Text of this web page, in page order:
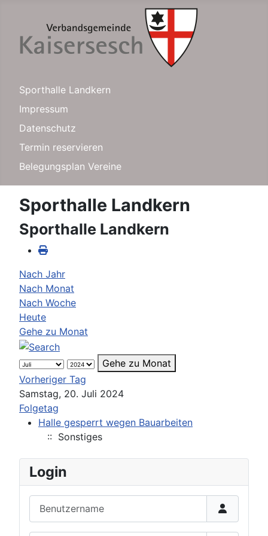
Sporthalle Landkern
Impressum
Datenschutz
Termin reservieren
Belegungsplan Vereine
Sporthalle Landkern
Sporthalle Landkern
Nach Jahr
Nach Monat
Nach Woche
Heute
Gehe zu Monat
Gehe zu Monat
Vorheriger Tag
Samstag, 20. Juli 2024
Folgetag
Halle gesperrt wegen Bauarbeiten
:: Sonstiges
Login